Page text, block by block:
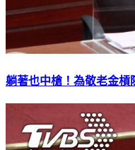
躺著也中槍！為敬老金